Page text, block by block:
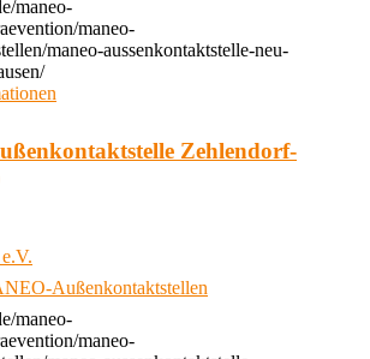
maneo-
maneo-
maneo-aussenkontaktstelle-neu-
Zehlendorf-
Außenkontaktstellen
maneo-
maneo-